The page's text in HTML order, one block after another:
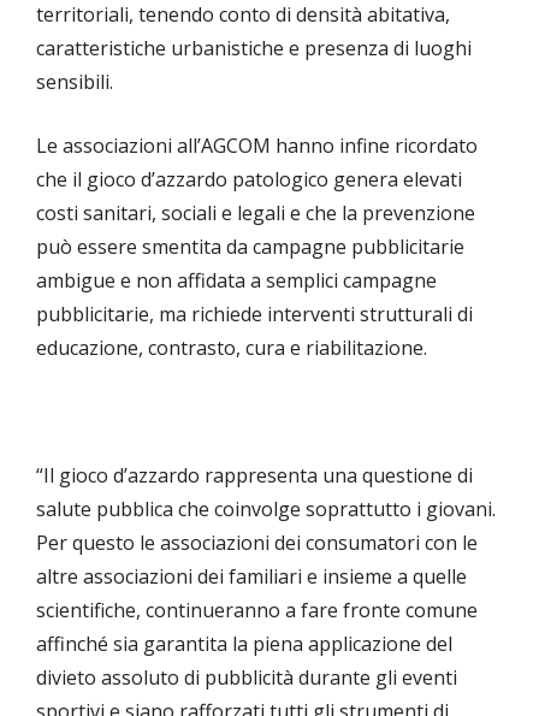
territoriali, tenendo conto di densità abitativa,
caratteristiche urbanistiche e presenza di luoghi
sensibili.
Le associazioni all’AGCOM hanno infine ricordato
che il gioco d’azzardo patologico genera elevati
costi sanitari, sociali e legali e che la prevenzione
può essere smentita da campagne pubblicitarie
ambigue e non affidata a semplici campagne
pubblicitarie, ma richiede interventi strutturali di
educazione, contrasto, cura e riabilitazione.
“Il gioco d’azzardo rappresenta una questione di
salute pubblica che coinvolge soprattutto i giovani.
Per questo le associazioni dei consumatori con le
altre associazioni dei familiari e insieme a quelle
scientifiche, continueranno a fare fronte comune
affinché sia garantita la piena applicazione del
divieto assoluto di pubblicità durante gli eventi